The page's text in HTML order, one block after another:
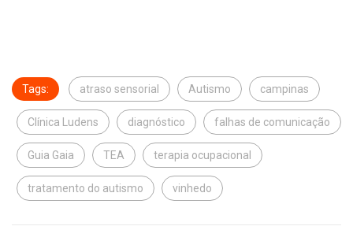
Tags: atraso sensorial Autismo campinas
Clínica Ludens diagnóstico falhas de comunicação
Guia Gaia TEA terapia ocupacional
tratamento do autismo vinhedo